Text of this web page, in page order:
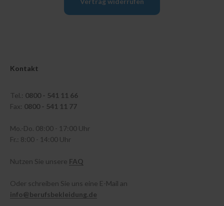
Kontakt
Tel.: 0800 - 541 11 66
Fax: 0800 - 541 11 77
Mo.-Do. 08:00 - 17:00 Uhr
Fr.: 8:00 - 14:00 Uhr
Nutzen Sie unsere FAQ
Oder schreiben Sie uns eine E-Mail an
info@berufsbekleidung.de